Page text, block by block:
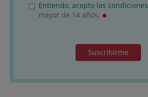
Entiendo, acepto las condiciones
mayor de 14 años.
Suscribirme